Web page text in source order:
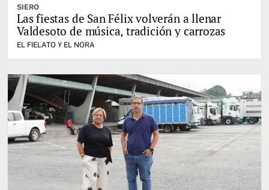
SIERO
Las fiestas de San Félix volverán a llenar
Valdesoto de música, tradición y carrozas
EL FIELATO Y EL NORA